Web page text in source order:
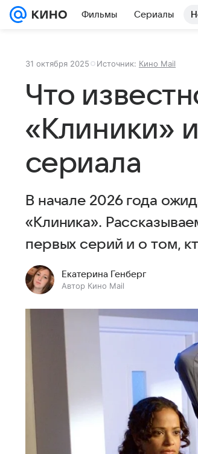
Фильмы Сериалы
31 октября 2025 Источник: Кино Mail
Что
«Клиники»
сериала
В начале 2026 года
«Клиника».
первых серий и о том,
Екатерина Генберг
Автор Кино Mail